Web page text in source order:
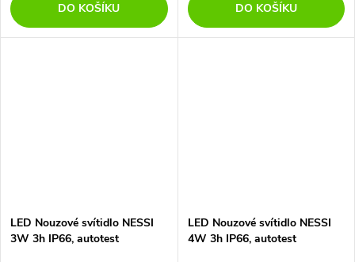
DO KOŠÍKU DO KOŠÍKU
LED Nouzové svítidlo NESSI
3W 3h IP66, autotest
LED Nouzové svítidlo NESSI
4W 3h IP66, autotest